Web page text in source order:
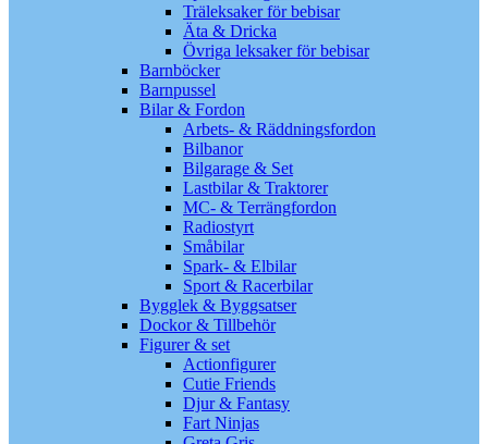
Träleksaker för bebisar
Äta & Dricka
Övriga leksaker för bebisar
Barnböcker
Barnpussel
Bilar & Fordon
Arbets- & Räddningsfordon
Bilbanor
Bilgarage & Set
Lastbilar & Traktorer
MC- & Terrängfordon
Radiostyrt
Småbilar
Spark- & Elbilar
Sport & Racerbilar
Bygglek & Byggsatser
Dockor & Tillbehör
Figurer & set
Actionfigurer
Cutie Friends
Djur & Fantasy
Fart Ninjas